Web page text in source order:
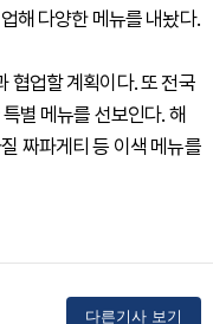
해 다양한 메뉴를 내놨다.
협업할 계획이다. 또 전국
별 메뉴를 선보인다. 해
짜파게티 등 이색 메뉴를
다른기사 보기